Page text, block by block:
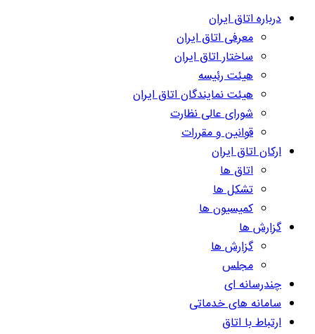
درباره اتاق ایران
معرفی اتاق ایران
ساختار اتاق ایران
هیئت رئیسه
هیئت نمایندگان اتاق ایران
شورای عالی نظارت
قوانین و مقررات
ارکان اتاق ایران
اتاق ها
تشکل ها
کمیسیون ها
گزارش ها
گزارش ها
مجلس
چندرسانه ای
سامانه های خدماتی
ارتباط با اتاق